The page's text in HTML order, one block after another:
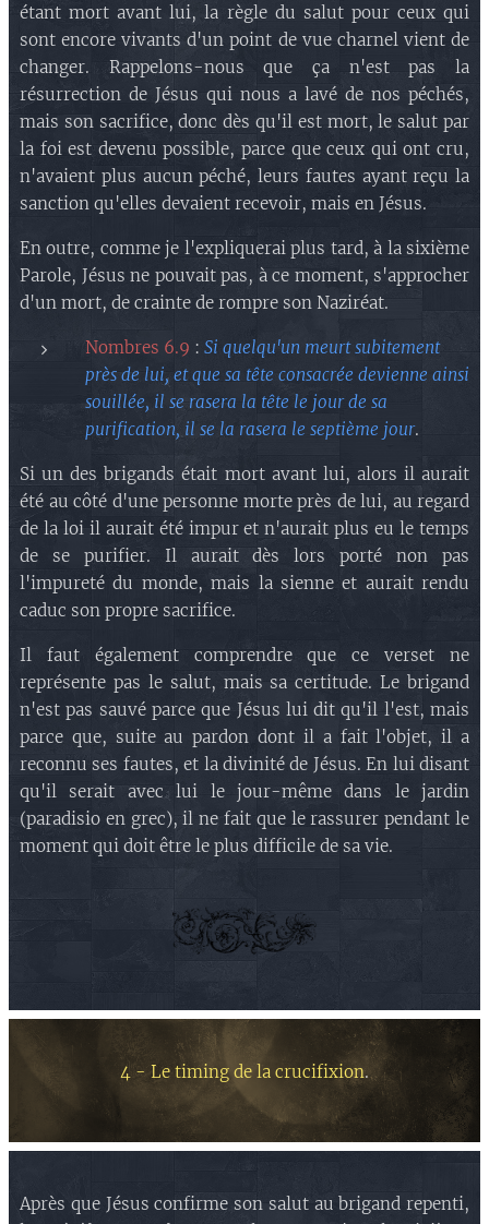
étant mort avant lui, la règle du salut pour ceux qui
sont encore vivants d'un point de vue charnel vient de
changer. Rappelons-nous que ça n'est pas la
résurrection de Jésus qui nous a lavé de nos péchés,
mais son sacrifice, donc dès qu'il est mort, le salut par
la foi est devenu possible, parce que ceux qui ont cru,
n'avaient plus aucun péché, leurs fautes ayant reçu la
sanction qu'elles devaient recevoir, mais en Jésus.
En outre, comme je l'expliquerai plus tard, à la sixième
Parole, Jésus ne pouvait pas, à ce moment, s'approcher
d'un mort, de crainte de rompre son Naziréat.
Nombres 6.9 : Si quelqu'un meurt subitement
près de lui, et que sa tête consacrée devienne ainsi
souillée, il se rasera la tête le jour de sa
purification, il se la rasera le septième jour.
Si un des brigands était mort avant lui, alors il aurait
été au côté d'une personne morte près de lui, au regard
de la loi il aurait été impur et n'aurait plus eu le temps
de se purifier. Il aurait dès lors porté non pas
l'impureté du monde, mais la sienne et aurait rendu
caduc son propre sacrifice.
Il faut également comprendre que ce verset ne
représente pas le salut, mais sa certitude. Le brigand
n'est pas sauvé parce que Jésus lui dit qu'il l'est, mais
parce que, suite au pardon dont il a fait l'objet, il a
reconnu ses fautes, et la divinité de Jésus. En lui disant
qu'il serait avec lui le jour-même dans le jardin
(paradisio en grec), il ne fait que le rassurer pendant le
moment qui doit être le plus difficile de sa vie.
4 - Le timing de la crucifixion.
Après que Jésus confirme son salut au brigand repenti,